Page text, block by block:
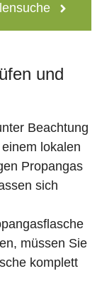
und
Beachtung
lokalen
Propangas
sich
müssen Sie
komplett